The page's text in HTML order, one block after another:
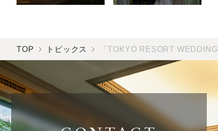
TOP トピックス 「TOKYO RESORT